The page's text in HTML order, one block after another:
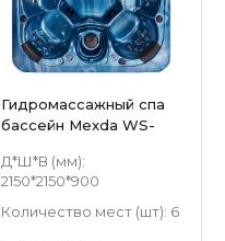
Гидромассажный спа
бассейн Mexda WS-
Д*Ш*В (мм):
2150*2150*900
Количество мест (шт): 6